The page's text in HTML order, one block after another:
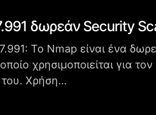
δωρεάν Security
To Nmap είναι ένα
χρησιμοποιείται για
Χρήση…